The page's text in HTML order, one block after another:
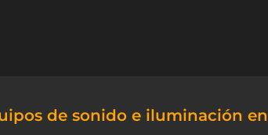
de sonido e iluminación